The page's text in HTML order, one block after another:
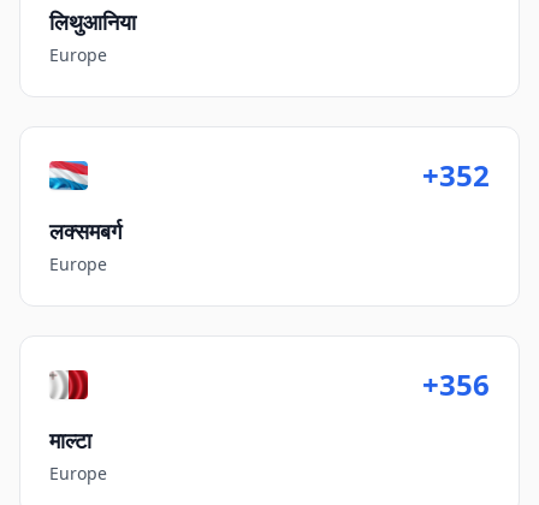
लिथुआनिया
Europe
+352
लक्समबर्ग
Europe
+356
माल्टा
Europe